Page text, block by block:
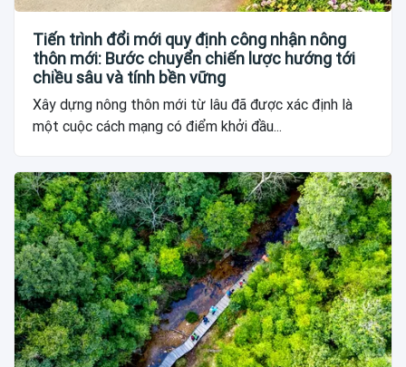
Tiến trình đổi mới quy định công nhận nông
thôn mới: Bước chuyển chiến lược hướng tới
chiều sâu và tính bền vững
Xây dựng nông thôn mới từ lâu đã được xác định là
một cuộc cách mạng có điểm khởi đầu...